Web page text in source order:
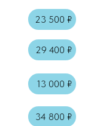
13 000 ₽
29 400 ₽
23 500 ₽
34 800 ₽